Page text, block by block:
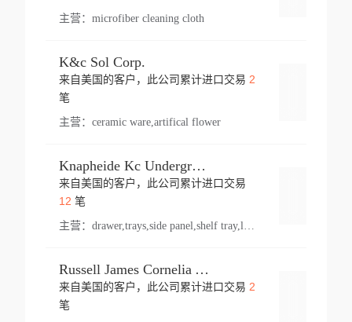
主营： microfiber cleaning cloth
K&c Sol Corp.
来自美国的客户，此公司累计进口交易 2
笔
主营： ceramic ware,artifical flower
Knapheide Kc Underground
来自美国的客户，此公司累计进口交易
12 笔
主营：
Russell James Cornelia Arlington Va
来自美国的客户，此公司累计进口交易 2
笔